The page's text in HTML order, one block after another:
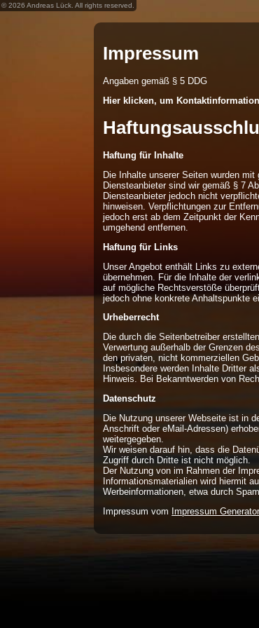
© 2026 Andreas Lück. All rights reserved.
Impressum
Angaben gemäß § 5 DDG
Hier klicken, um
Haftung für Inhalte
Die Inhalte unserer Seiten wurden
Diensteanbieter sind wir gemäß § 7
Diensteanbieter jedoch nicht
hinweisen. Verpflichtungen zur
jedoch erst ab dem Zeitpunkt der
umgehend entfernen.
Haftung für Links
Unser Angebot enthält Links zu
übernehmen. Für die Inhalte der
auf mögliche Rechtsverstöße
jedoch ohne konkrete Anhaltspunkte
Urheberrecht
Die durch die Seitenbetreiber
Verwertung außerhalb der Grenzen
den privaten, nicht kommerziellen
Insbesondere werden Inhalte Dritter
Hinweis. Bei Bekanntwerden von
Datenschutz
Die Nutzung unserer Webseite ist in
Anschrift oder eMail-Adressen)
weitergegeben.
Wir weisen darauf hin, dass die
Zugriff durch Dritte ist nicht möglich.
Der Nutzung von im Rahmen der
Informationsmaterialien wird hiermit
Werbeinformationen, etwa durch
Impressum vom Impressum